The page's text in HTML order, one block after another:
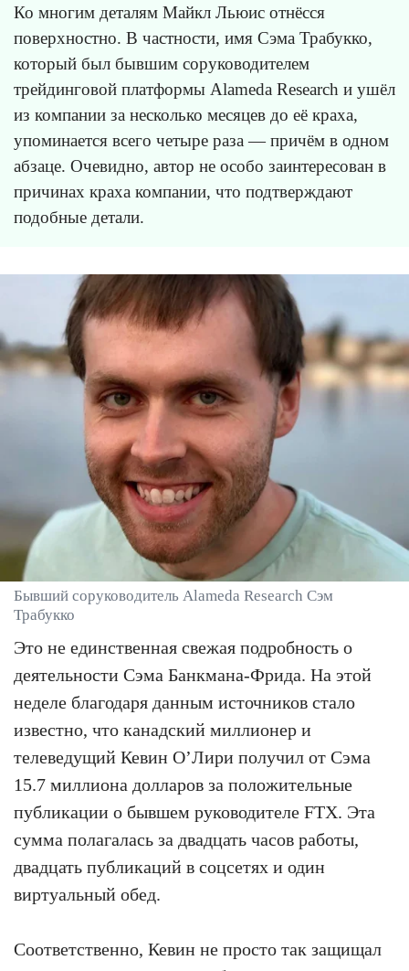
Ко многим деталям Майкл Льюис отнёсся
поверхностно. В частности, имя Сэма Трабукко,
который был бывшим соруководителем
трейдинговой платформы Alameda Research и ушёл
из компании за несколько месяцев до её краха,
упоминается всего четыре раза — причём в одном
абзаце. Очевидно, автор не особо заинтересован в
причинах краха компании, что подтверждают
подобные детали.
Бывший соруководитель Alameda Research Сэм
Трабукко
Это не единственная свежая подробность о
деятельности Сэма Банкмана-Фрида. На этой
неделе благодаря данным источников стало
известно, что канадский миллионер и
телеведущий Кевин О’Лири получил от Сэма
15.7 миллиона долларов за положительные
публикации о бывшем руководителе FTX. Эта
сумма полагалась за двадцать часов работы,
двадцать публикаций в соцсетях и один
виртуальный обед.
Соответственно, Кевин не просто так защищал